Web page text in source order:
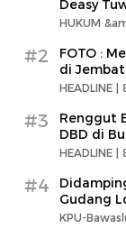
Deasy
HUKUM
#2
FOTO :
di
HEADLINE |
#3
Renggut
DBD di
HEADLINE |
#4
Gudang
KPU-